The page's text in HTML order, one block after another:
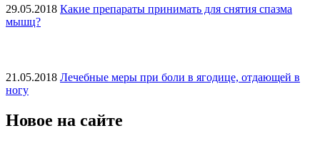
29.05.2018 Какие препараты принимать для снятия спазма
мышц?
21.05.2018 Лечебные меры при боли в ягодице, отдающей в
ногу
Новое на сайте